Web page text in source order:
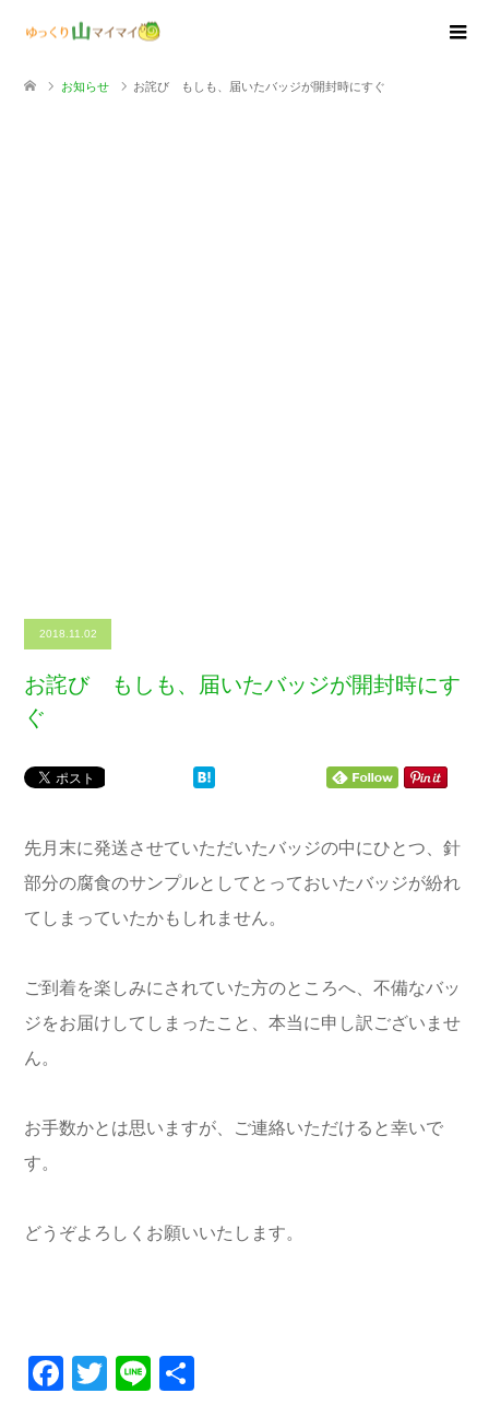
お知らせ お詫び もしも、届いたバッジが開封時にすぐ
2018.11.02
お詫び もしも、届いたバッジが開封時にす
ぐ
先月末に発送させていただいたバッジの中にひとつ、針
部分の腐食のサンプルとしてとっておいたバッジが紛れ
てしまっていたかもしれません。
ご到着を楽しみにされていた方のところへ、不備なバッ
ジをお届けしてしまったこと、本当に申し訳ございませ
ん。
お手数かとは思いますが、ご連絡いただけると幸いで
す。
どうぞよろしくお願いいたします。
Facebook
Twitter
Line